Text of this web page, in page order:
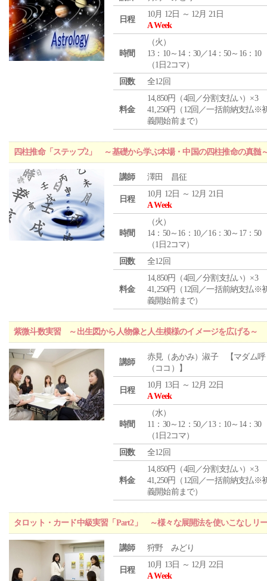
日程
10月 12日 ～ 12月 21日
A Week
時間
（火 ）
13：10～14：30／14：50～16：10
（1日2コマ）
回数
全12回
料金
14,850円（4回／分割支払い）×3
41,250円（12回／一括前納支払※
義開始前まで）
四柱推命「ステップ2」 ～基礎から学ぶ本場・中国の四柱推命の真髄
講師 澤田 昌征
日程
10月 12日 ～ 12月 21日
A Week
時間
（火 ）
14：50～16：10／16：30～17：50
（1日2コマ）
回数
全12回
料金
14,850円（4回／分割支払い）×3
41,250円（12回／一括前納支払※
義開始前まで）
紫微斗数実習 ～出生図から人物像と人生模様のイメージを広げる～
講師
赤見（あかみ）淑子 【マダム呼
（ココ）】
日程
10月 13日 ～ 12月 22日
A Week
時間
（水）
11：30～12：50／13：10～14：30
（1日2コマ）
回数
全12回
料金
14,850円（4回／分割支払い）×3
41,250円（12回／一括前納支払※
義開始前まで）
タロット・カード中級実習「Part2」 ～様々な展開法を使いこなしリ
講師 狩野 みどり
日程
10月 13日 ～ 12月 22日
A Week